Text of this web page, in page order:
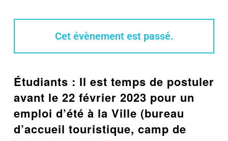
Cet évènement est passé.
Étudiants : Il est temps de postuler
avant le 22 février 2023 pour un
emploi d’été à la Ville (bureau
d’accueil touristique, camp de